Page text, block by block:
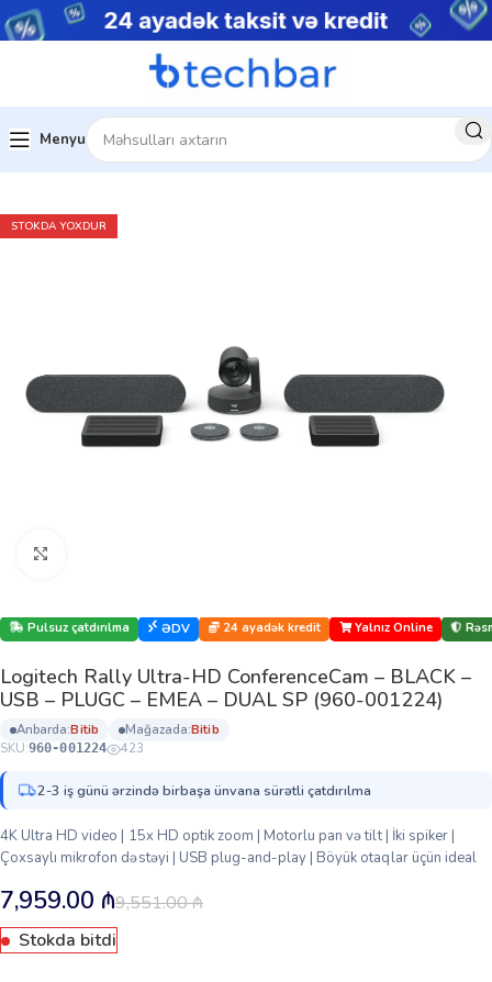
Menyu
Ev Kompüter aksesuarları Veb kamera
STOKDA YOXDUR
Pulsuz çatdırılma ƏDV 24 ayadək kredit Yalnız Online
Logitech Rally Ultra-HD ConferenceCam – BLACK –
USB – PLUGC – EMEA – DUAL SP (960-001224)
anbarda: bi̇ti̇b mağazada: bi̇ti̇b
SKU:960-001224 423
2-3 iş günü ərzində birbaşa ünvana sürətli çatdırılma
4K Ultra HD video | 15x HD optik zoom | Motorlu pan və tilt | İki spiker |
Çoxsaylı mikrofon dəstəyi | USB plug-and-play | Böyük otaqlar üçün ideal
9,551.00₼
7,959.00 ₼
Stokda bitdi